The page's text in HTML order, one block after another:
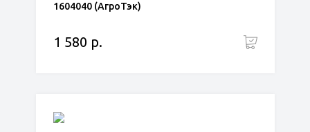
1604040 (АгроТэк)
1 580 р.